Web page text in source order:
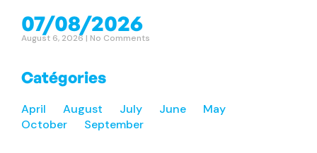
07/08/2026
August 6, 2026 No Comments
Catégories
April August July June
May
October
September